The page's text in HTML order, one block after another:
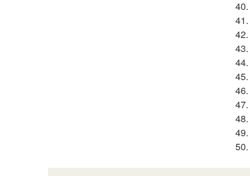
40.
41.
42.
43.
44.
45.
46.
47.
48.
49.
50.